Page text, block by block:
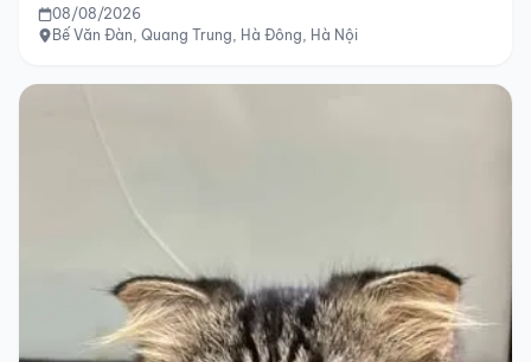
08/08/2026
Bế Văn Đàn, Quang Trung, Hà Đông, Hà Nội